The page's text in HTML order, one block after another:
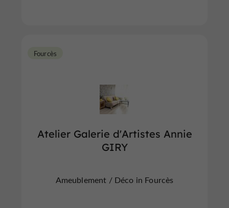
Atelier Galerie d'Artistes Annie
GIRY
Fourcès
Ameublement / Déco in Fourcès